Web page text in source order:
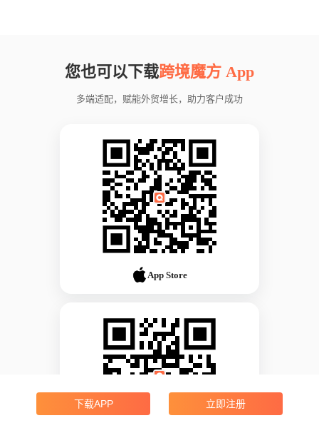
您也可以下载跨境魔方 App
多端适配，赋能外贸增长，助力客户成功
App Store
下载APP 立即注册